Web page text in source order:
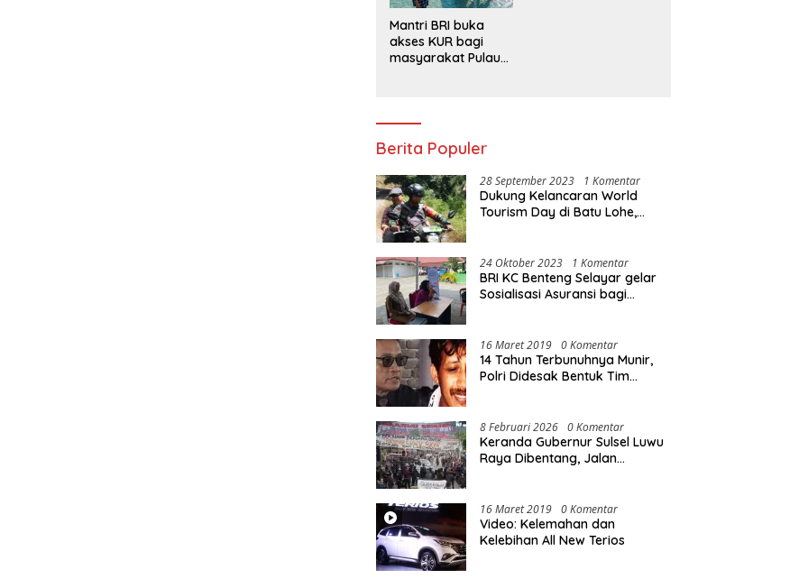
Mantri BRI buka
akses KUR bagi
masyarakat Pulau
Berita Populer
28 September 2023 1 Komentar
Dukung Kelancaran World
Tourism Day di Batu Lohe,
Motor Dinas
24 Oktober 2023 1 Komentar
BRI KC Benteng Selayar gelar
Sosialisasi Asuransi bagi
16 Maret 2019 0 Komentar
14 Tahun Terbunuhnya Munir,
Polri Didesak Bentuk Tim
8 Februari 2026 0 Komentar
Keranda Gubernur Sulsel Luwu
Raya Dibentang, Jalan
16 Maret 2019 0 Komentar
Video: Kelemahan dan
Kelebihan All New Terios